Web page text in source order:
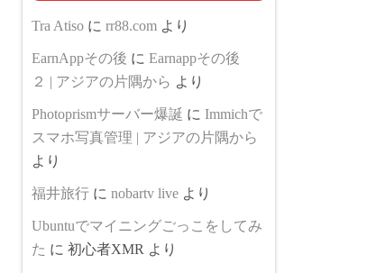
Tra Atiso に rr88.com より
EarnAppその後 に Earnappその後
２ | アジアの片隅から より
Photoprismサーバー爆誕 に Immichで
スマホ写真管理 | アジアの片隅から
より
福井旅行 に nobartv live より
Ubuntuでマイニングごっこをしてみ
た に 初心者XMR より